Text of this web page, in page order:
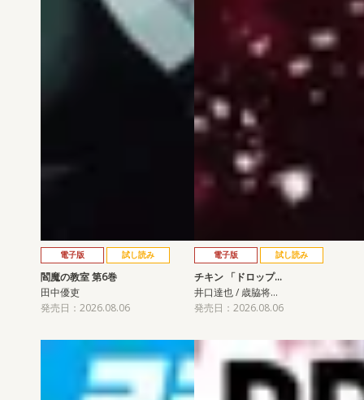
電子版 試し読み
閻魔の教室 第6巻
田中優吏
発売日：2026.08.06
電子版 試し読み
チキン 「ドロップ…
井口達也 / 歳脇将…
発売日：2026.08.06